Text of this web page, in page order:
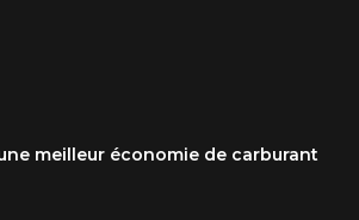
meilleur économie de carburant